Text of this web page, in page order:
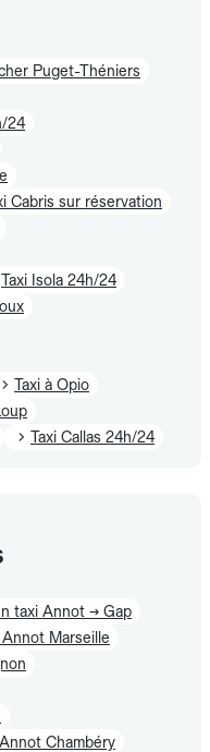
Puget-Théniers
24
Cabris sur réservation
Taxi Isola 24h/24
Taxi à Opio
Taxi Callas 24h/24
taxi Annot → Gap
Annot Marseille
Chambéry